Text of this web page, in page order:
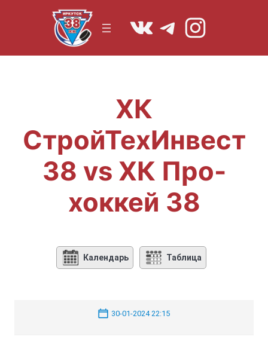
содержимому
https://
Telegram
ХК
СтройТехИнвест
38 vs ХК Про-
хоккей 38
Календарь Таблица
30-01-2024 22:15